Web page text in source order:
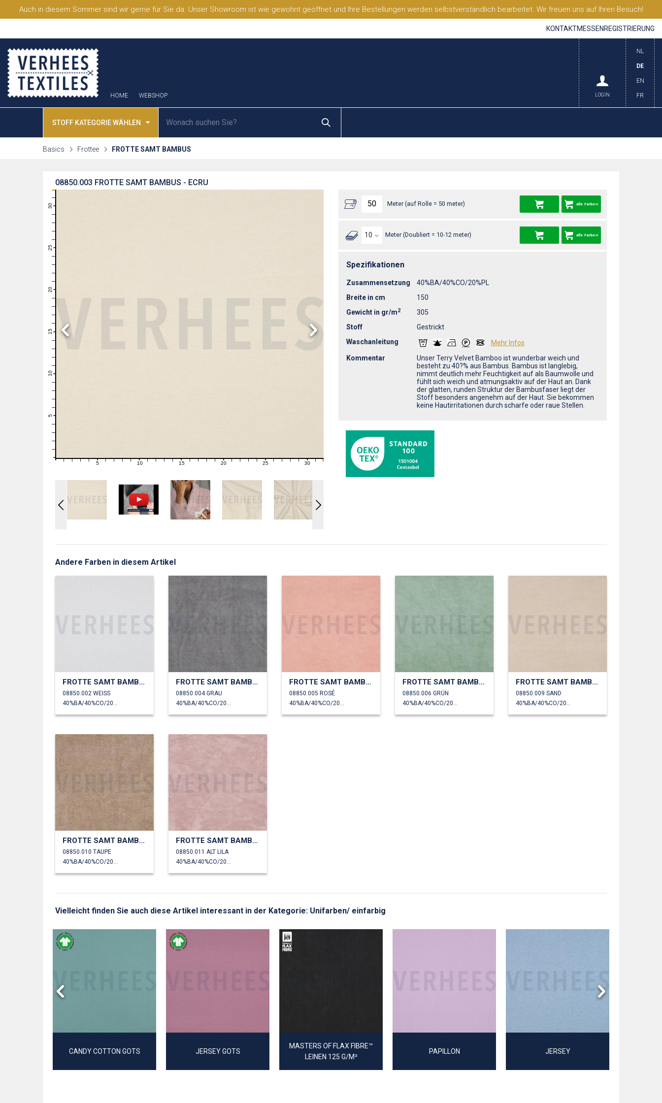
Auch in diesem Sommer sind wir gerne für Sie da. Unser Showroom ist wie gewohnt geöffnet und Ihre Bestellungen werden selbstverständlich bearbeitet. Wir freuen uns auf Ihren Besuch!
KONTAKTMESSEN REGISTRIERUNG
HOME WEBSHOP
NL
DE
EN
FR
LOGIN
STOFF KATEGORIE WÄHLEN
Basics Frottee FROTTE SAMT BAMBUS
FROTTE SAMT BAMBUS - ECRU
08850.003
10
11
12
13
14
15
16
17
18
19
20
21
22
23
24
25
26
27
28
29
30
1 2 3 4 6 7 8 9 11 12 13 14 16 17 18 19 21 22 23 24 26 27 28 29 31
Meter (auf Rolle = 50 meter) alle Farben
Meter (Doubliert = 10-12 meter) alle Farben
Spezifikationen
Zusammensetzung
40%BA/40%CO/20%PL
Breite in cm
150
Gewicht in gr/m2
305
Stoff
Gestrickt
Waschanleitung
Mehr Infos
Kommentar
Unser Terry Velvet Bamboo ist wunderbar weich und
besteht zu 40?% aus Bambus. Bambus ist langlebig,
nimmt deutlich mehr Feuchtigkeit auf als Baumwolle und
fühlt sich weich und atmungsaktiv auf der Haut an. Dank
der glatten, runden Struktur der Bambusfaser liegt der
Stoff besonders angenehm auf der Haut. Sie bekommen
keine Hautirritationen durch scharfe oder raue Stellen.
Andere Farben in diesem Artikel
FROTTE SAMT BAMBUS
08850.002 WEISS
FROTTE SAMT BAMBUS
08850.004 GRAU
FROTTE SAMT BAMBUS
08850.005 ROSÉ
FROTTE SAMT BAMBUS
08850.006 GRÜN
FROTTE SAMT BAMBUS
08850.009 SAND
FROTTE SAMT BAMBUS
08850.010 TAUPE
FROTTE SAMT BAMBUS
08850.011 ALT LILA
Vielleicht finden Sie auch diese Artikel interessant in der Kategorie: Unifarben/ einfarbig
CANDY COTTON GOTS JERSEY GOTS
MASTERS OF FLAX FIBRE™
LEINEN 125 G/M²
PAPILLON JERSEY